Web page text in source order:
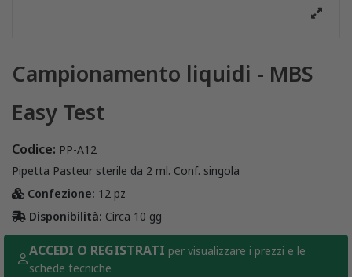
Campionamento liquidi - MBS
Easy Test
Codice: PP-A12
Pipetta Pasteur sterile da 2 ml. Conf. singola
Confezione: 12 pz
Disponibilità: Circa 10 gg
ACCEDI O REGISTRATI per visualizzare i prezzi e le
schede tecniche